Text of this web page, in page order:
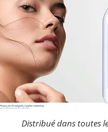
Distribué dans toutes